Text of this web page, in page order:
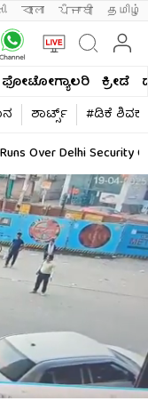
বাংলা ਪੰਜਾਬੀ தமிழ்
ಫೋಟೋಗ್ಯಾಲರಿ ಕ್ರೀಡೆ
ಶಾರ್ಟ್ಸ್​
#ಡಿಕೆ
Over Delhi Security